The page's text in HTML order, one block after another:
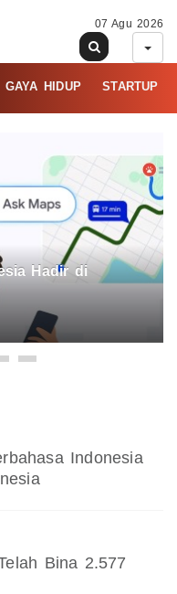
07 Agu 2026
GAYA HIDUP STARTUP
Hadir di
Indonesia
Bina 2.577